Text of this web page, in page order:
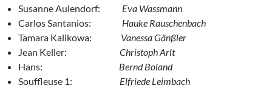
Susanne Aulendorf: Eva Wassmann
Carlos Santanios: Hauke Rauschenbach
Tamara Kalikowa: Vanessa Gänßler
Jean Keller: Christoph Arlt
Hans: Bernd Boland
Souffleuse 1: Elfriede Leimbach